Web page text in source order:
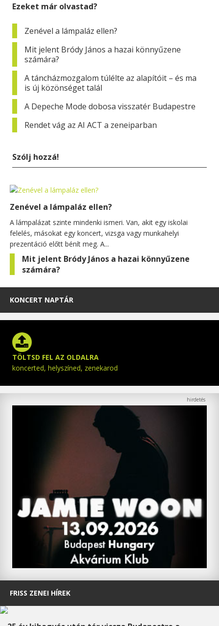
Ezeket már olvastad?
Zenével a lámpaláz ellen?
Mit jelent Bródy János a hazai könnyűzene
számára?
A táncházmozgalom túlélte az alapítóit – és ma
is új közönséget talál
A Depeche Mode dobosa visszatér Budapestre
Rendet vág az AI ACT a zeneiparban
Szólj hozzá!
Zenével a lámpaláz ellen?
A lámpalázat szinte mindenki ismeri. Van, akit egy iskolai
felelés, másokat egy koncert, vizsga vagy munkahelyi
prezentáció előtt bénít meg. A...
Mit jelent Bródy János a hazai könnyűzene
számára?
KONCERT NAPTÁR
TÖLTSD FEL AZ OLDALRA
koncerted, helyszíned, zenekarod
FRISS ZENEI HÍREK